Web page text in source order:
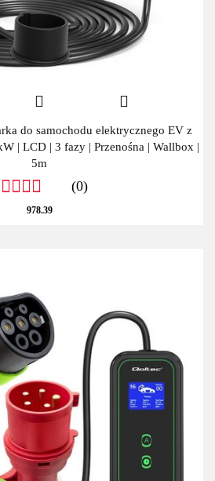
do samochodu elektrycznego EV z
| LCD | 3 fazy | Przenośna | Wallbox |
5m
(0)
978.39